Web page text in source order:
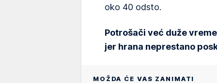
oko 40 odsto.
Potrošači već duže
jer hrana neprestano
MOŽDA ĆE VAS ZANIMATI